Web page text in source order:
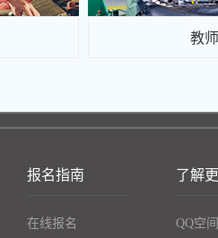
教
报名指南
在线报名
了解
QQ空间